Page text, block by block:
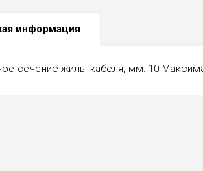
информация
сечение жилы кабеля, мм: 10